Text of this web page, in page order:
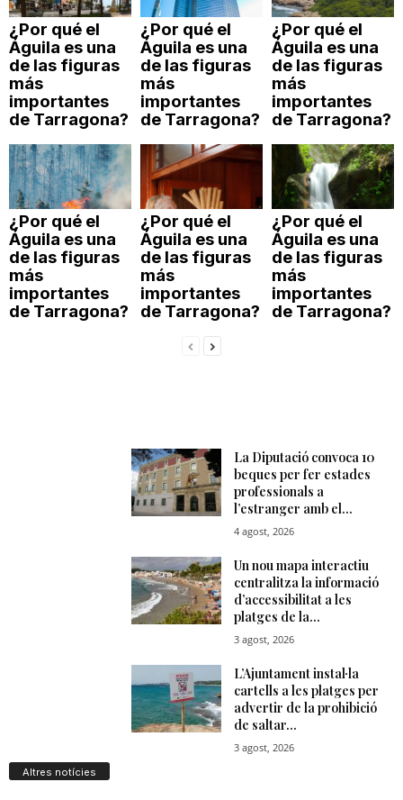
¿Por qué el
Águila es una
de las figuras
más
importantes
de Tarragona?
¿Por qué el
Águila es una
de las figuras
más
importantes
de Tarragona?
¿Por qué el
Águila es una
de las figuras
más
importantes
de Tarragona?
¿Por qué el
Águila es una
de las figuras
más
importantes
de Tarragona?
¿Por qué el
Águila es una
de las figuras
más
importantes
de Tarragona?
¿Por qué el
Águila es una
de las figuras
más
importantes
de Tarragona?
Altres notícies